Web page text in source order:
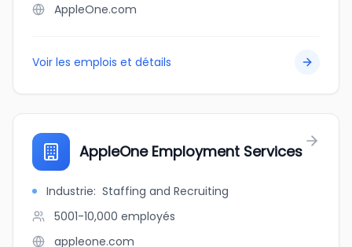
AppleOne.com
Voir les emplois et détails
AppleOne Employment Services
Industrie: Staffing and Recruiting
5001-10,000 employés
appleone.com